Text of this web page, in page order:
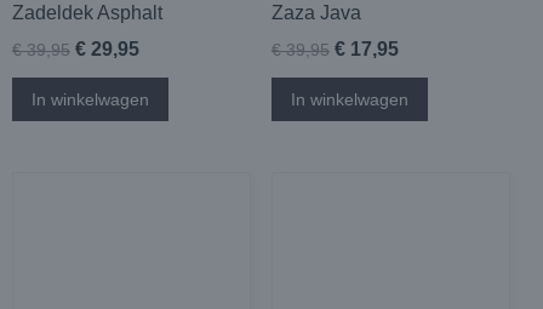
Zadeldek Asphalt
€ 39,95 € 29,95
In winkelwagen
Zaza Java
€ 39,95 € 17,95
In winkelwagen